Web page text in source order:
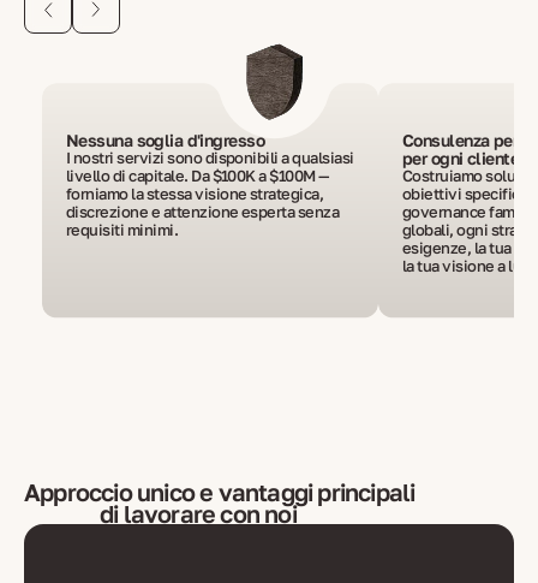
Nessuna soglia d'ingresso
I nostri servizi sono disponibili a qualsiasi
livello di capitale. Da $100K a $100M —
forniamo la stessa visione strategica,
discrezione e attenzione esperta senza
requisiti minimi.
Consulenza
per ogni cliente
Costruiamo
obiettivi specifici.
governance
globali, ogni
esigenze, la tua
la tua visione a
Approccio unico e vantaggi principali
di lavorare con noi